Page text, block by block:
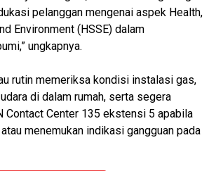
pelanggan mengenai aspek Health,
Environment (HSSE) dalam
ungkapnya.
rutin memeriksa kondisi instalasi gas,
di dalam rumah, serta segera
Contact Center 135 ekstensi 5 apabila
menemukan indikasi gangguan pada